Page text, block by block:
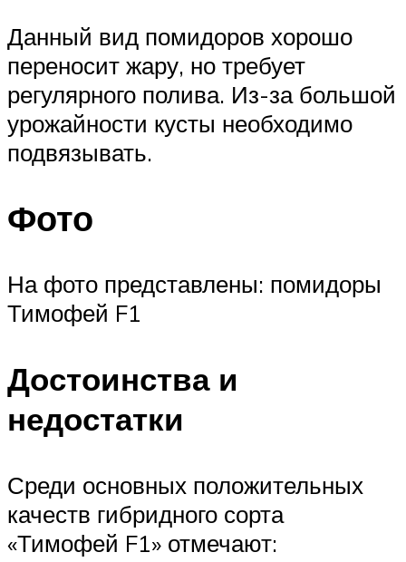
Данный вид помидоров хорошо
переносит жару, но требует
регулярного полива. Из-за большой
урожайности кусты необходимо
подвязывать.
Фото
На фото представлены: помидоры
Тимофей F1
Достоинства и
недостатки
Среди основных положительных
качеств гибридного сорта
«Тимофей F1» отмечают: